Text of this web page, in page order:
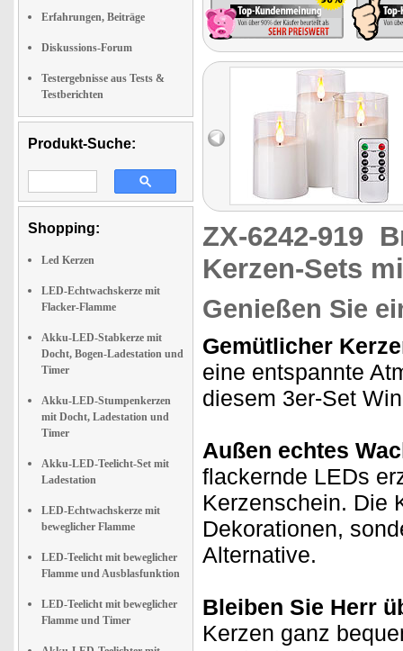
Erfahrungen, Beiträge
Diskussions-Forum
Testergebnisse aus Tests &
Testberichten
Produkt-Suche:
Shopping:
Led Kerzen
LED-Echtwachskerze mit
Flacker-Flamme
Akku-LED-Stabkerze mit
Docht, Bogen-Ladestation und
Timer
Akku-LED-Stumpenkerzen
mit Docht, Ladestation und
Timer
Akku-LED-Teelicht-Set mit
Ladestation
LED-Echtwachskerze mit
beweglicher Flamme
LED-Teelicht mit beweglicher
Flamme und Ausblasfunktion
LED-Teelicht mit beweglicher
Flamme und Timer
ZX-6242-919
Kerzen-Sets
Genießen Sie
Gemütlicher
eine entspannte
diesem 3er-Set
Außen echtes
flackernde LEDs
Kerzenschein. Die
Dekorationen,
Alternative.
Bleiben Sie Herr
Kerzen ganz